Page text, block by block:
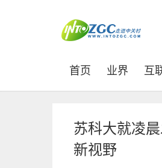
首页 (current)
业界 互
苏科大就凌
新视野